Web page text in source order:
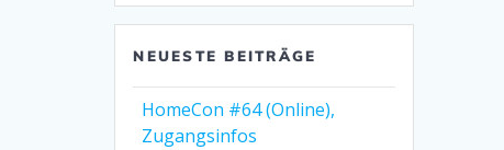
NEUESTE BEITRÄGE
HomeCon #64 (Online),
Zugangsinfos